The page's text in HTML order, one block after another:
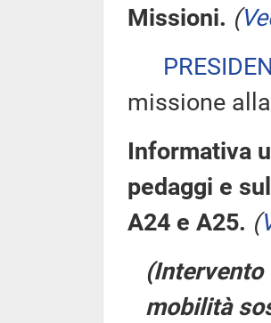
Missioni. (
missione
Informativa
pedaggi e
A24 e A25. (
mobilità